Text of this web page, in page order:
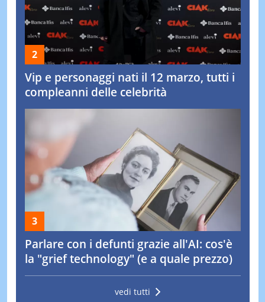
Vip e personaggi nati il 12 marzo, tutti i
compleanni delle celebrità
Parlare con i defunti grazie all'AI: cos'è
la "grief technology" (e a quale prezzo)
vedi tutti